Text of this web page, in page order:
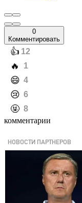
0
Комментировать
️👍 12
️🔥 1
️😄 4
️😢 6
️🤬 8
комментарии